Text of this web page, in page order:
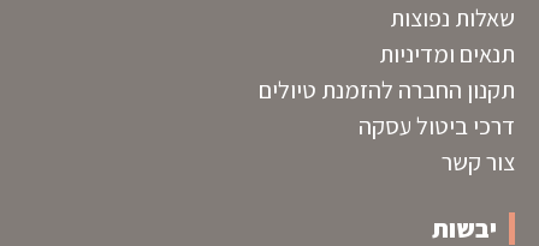
שאלות נפוצות
תנאים ומדיניות
תקנון החברה להזמנת טיולים
דרכי ביטול עסקה
צור קשר
יבשות